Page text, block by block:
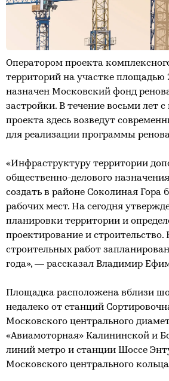
Оператором проекта
территорий на участке площадью
назначен Московский фонд
застройки. В течение восьми лет
проекта здесь возведут
для реализации программы
«Инфраструктуру территории
общественно-делового
создать в районе Соколиная Гора
рабочих мест. На сегодня
планировки территории и
проектирование и строительство.
строительных работ
года», — рассказал Владимир
Площадка расположена вблизи
недалеко от станций
Московского центрального
«Авиамоторная» Калининской и
линий метро и станции Шоссе
Московского центрального